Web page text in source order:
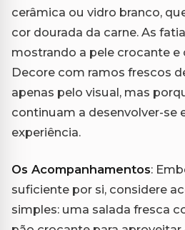
cerâmica ou vidro branco,
cor dourada da carne. As
mostrando a pele crocante
Decore com ramos frescos
apenas pelo visual, mas
continuam a desenvolver-se
experiência.
Os Acompanhamentos:
suficiente por si, considere
simples: uma salada fresca